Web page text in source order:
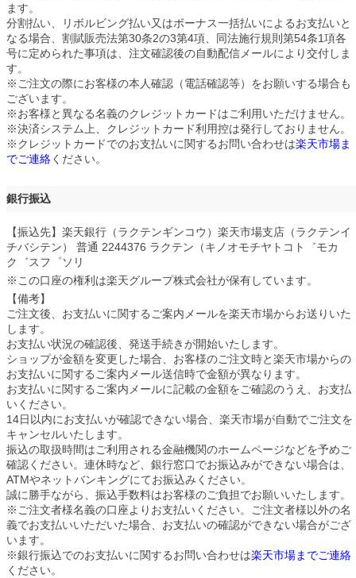
ます。
分割払い、リボルビング払い又はボーナス一括払いによるお支払いと
なる場合、割賦販売法第30条2の3第4項、同法施行規則第54条1項各
号に定められた事項は、注文確認後の自動配信メールにより交付しま
す。
※ご注文の際にお客様の本人確認（電話確認等）をお願いする場合も
ございます。
※お客様と異なる名義のクレジットカードはご利用いただけません。
※決済システム上、クレジットカード利用控は発行しておりません。
※クレジットカードでのお支払いに関するお問い合わせは楽天市場ま
でご連絡ください。
銀行振込
【振込先】楽天銀行（ラクテンギンコウ）楽天市場支店（ラクテンイ
チバシテン） 普通 2244376 ラクテン（キノオモチヤトコト゛モカ
ク゛スフ゜ソリ
※この口座の権利は楽天グループ株式会社が保有しています。
【備考】
ご注文後、お支払いに関するご案内メールを楽天市場からお送りいた
します。
お支払い状況の確認後、発送手続きが開始いたします。
ショップが金額を変更した場合、お客様のご注文時と楽天市場からの
お支払いに関するご案内メール送信時で金額が異なります。
お支払いに関するご案内メールに記載の金額をご確認のうえ、お支払
いください。
14日以内にお支払いが確認できない場合、楽天市場が自動でご注文を
キャンセルいたします。
振込の取扱時間はご利用される金融機関のホームページなどを予めご
確認ください。連休時など、銀行窓口でお振込みができない場合は、
ATMやネットバンキングにてお振込みください。
誠に勝手ながら、振込手数料はお客様のご負担でお願いいたします。
※ご注文者様名義の口座よりお支払いください。ご注文者様以外の名
義でお支払いいただいた場合、お支払いの確認ができない場合がござ
います。
※銀行振込でのお支払いに関するお問い合わせは楽天市場までご連絡
ください。